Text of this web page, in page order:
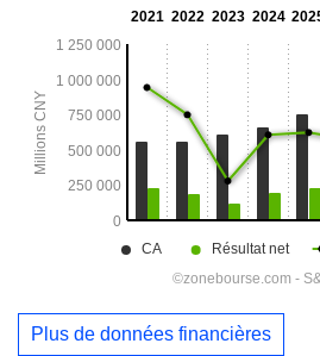
Plus de données financières